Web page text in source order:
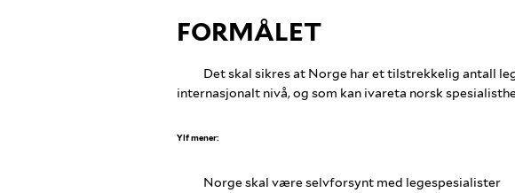
FORMÅLET
Det skal sikres at Norge har et tilstrekkelig antall
internasjonalt nivå, og som kan ivareta norsk
Ylf mener:
Norge skal være selvforsynt med legespesialister